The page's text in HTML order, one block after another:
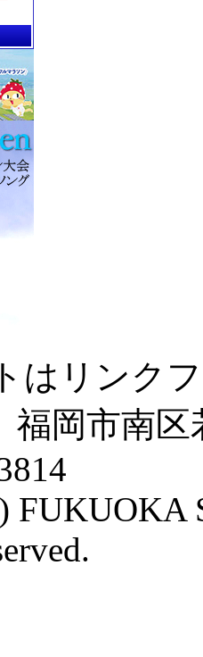
はリンク
岡市南